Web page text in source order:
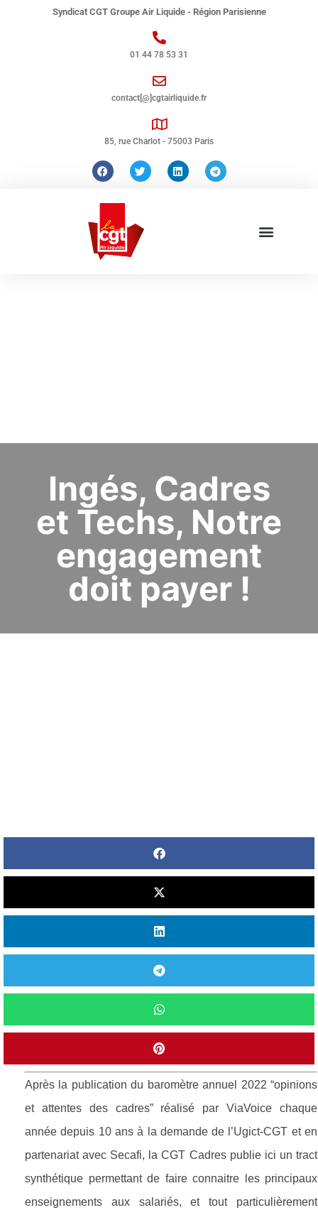
Syndicat CGT Groupe Air Liquide - Région Parisienne
01 44 78 53 31
contact[@]cgtairliquide.fr
85, rue Charlot - 75003 Paris
Ingés, Cadres
et Techs, Notre
engagement
doit payer !
Après la publication du baromètre annuel 2022 “opinions
et attentes des cadres” réalisé par ViaVoice chaque
année depuis 10 ans à la demande de l’Ugict-CGT et en
partenariat avec Secafi, la CGT Cadres publie ici un tract
synthétique permettant de faire connaitre les principaux
enseignements aux salariés, et tout particulièrement